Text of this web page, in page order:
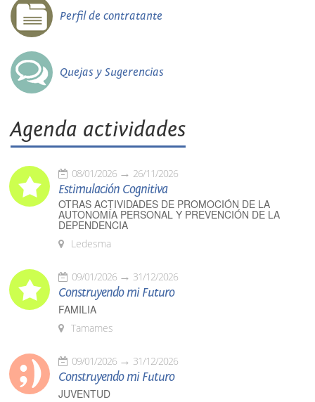
Perfil de contratante
Quejas y Sugerencias
Agenda actividades
08/01/2026 26/11/2026
Estimulación Cognitiva
OTRAS ACTIVIDADES DE PROMOCIÓN DE LA
AUTONOMÍA PERSONAL Y PREVENCIÓN DE LA
DEPENDENCIA
Ledesma
09/01/2026 31/12/2026
Construyendo mi Futuro
FAMILIA
Tamames
09/01/2026 31/12/2026
Construyendo mi Futuro
JUVENTUD